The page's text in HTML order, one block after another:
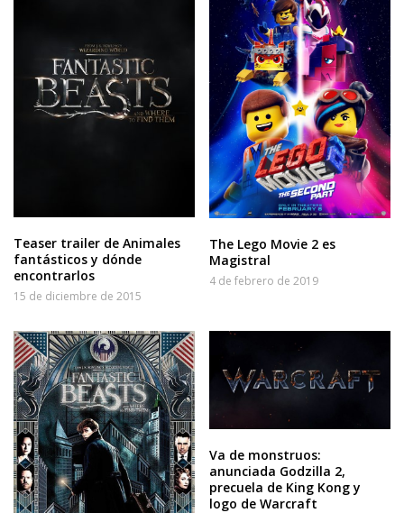
Teaser trailer de Animales
fantásticos y dónde
encontrarlos
15 de diciembre de 2015
The Lego Movie 2 es
Magistral
4 de febrero de 2019
Va de monstruos:
anunciada Godzilla 2,
precuela de King Kong y
logo de Warcraft